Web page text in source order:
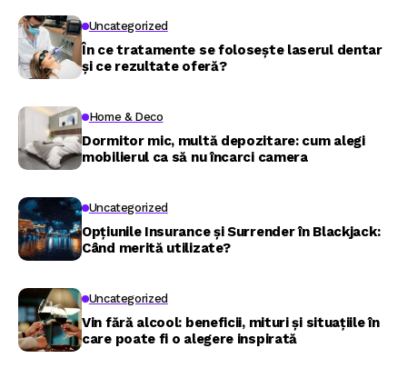
Uncategorized
În ce tratamente se folosește laserul dentar
și ce rezultate oferă?
Home & Deco
Dormitor mic, multă depozitare: cum alegi
mobilierul ca să nu încarci camera
Uncategorized
Opțiunile Insurance și Surrender în Blackjack:
Când merită utilizate?
Uncategorized
Vin fără alcool: beneficii, mituri și situațiile în
care poate fi o alegere inspirată